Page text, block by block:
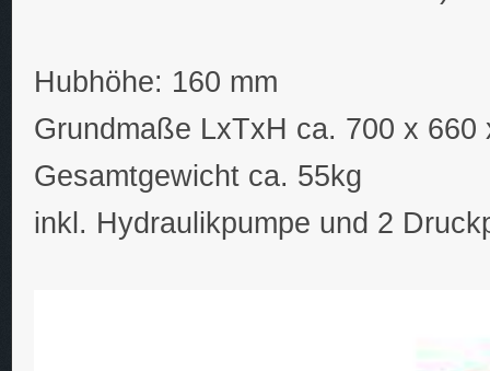
Hubhöhe: 160 mm
Grundmaße LxTxH ca. 700 x 660
Gesamtgewicht ca. 55kg
inkl. Hydraulikpumpe und 2